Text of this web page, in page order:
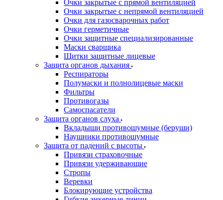
Очки закрытые с прямой вентиляцией
Очки закрытые с непрямой вентиляцией
Очки для газосварочных работ
Очки герметичные
Очки защитные специализированные
Маски сварщика
Щитки защитные лицевые
Защита органов дыхания
Респираторы
Полумаски и полнолицевые маски
Фильтры
Противогазы
Самоспасатели
Защита органов слуха
Вкладыши противошумные (беруши)
Наушники противошумные
Защита от падений с высоты
Привязи страховочные
Привязи удерживающие
Стропы
Веревки
Блокирующие устройства